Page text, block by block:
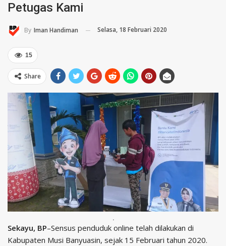
Petugas Kami
By Iman Handiman Selasa, 18 Februari 2020
15
Share
.
Sekayu, BP–Sensus penduduk online telah dilakukan di
Kabupaten Musi Banyuasin, sejak 15 Februari tahun 2020.